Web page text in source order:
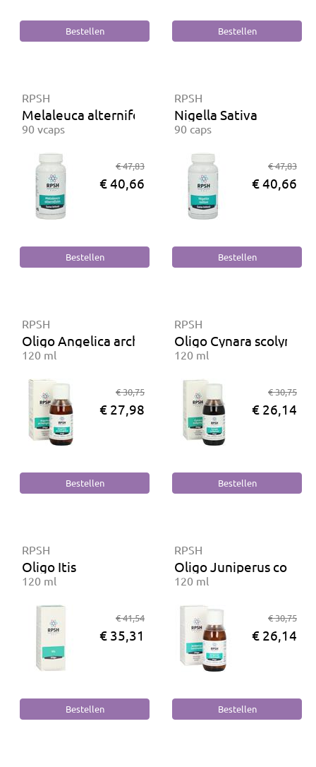
RPSH
Melaleuca alternifolia
90 vcaps
€ 47,83
€ 40,66
RPSH
Nigella Sativa
90 caps
€ 47,83
€ 40,66
RPSH
Oligo Angelica archangelica
120 ml
€ 30,75
€ 27,98
RPSH
Oligo Cynara scolymus
120 ml
€ 30,75
€ 26,14
RPSH
Oligo Itis
120 ml
€ 41,54
€ 35,31
RPSH
Oligo Juniperus
120 ml
€ 30,75
€ 26,14